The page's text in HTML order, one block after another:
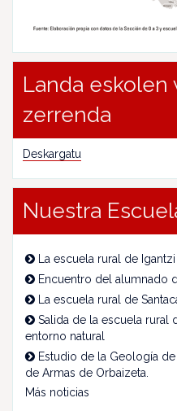
Landa
zerrenda
Deskargatu
Nuestra
La escuela rural de
Encuentro del alumnado
La escuela rural de
Salida de la escuela rural
entorno natural
Estudio de la Geología
de Armas de Orbaizeta.
Más noticias